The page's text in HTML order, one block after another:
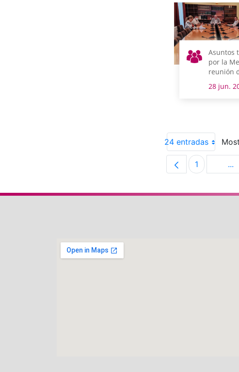
Asuntos
por la
reunión
mañana
28 jun.
24 entradas
Página
1 ...